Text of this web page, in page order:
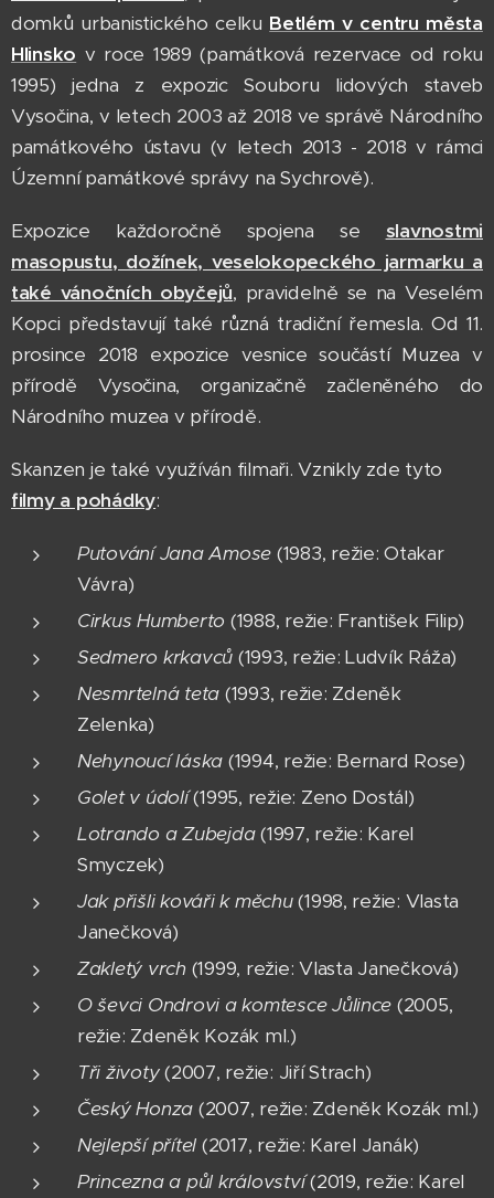
domků urbanistického celku Betlém v centru města
Hlinsko v roce 1989 (památková rezervace od roku
1995) jedna z expozic Souboru lidových staveb
Vysočina, v letech 2003 až 2018 ve správě Národního
památkového ústavu (v letech 2013 - 2018 v rámci
Územní památkové správy na Sychrově).
Expozice každoročně spojena se slavnostmi
masopustu, dožínek, veselokopeckého jarmarku a
také vánočních obyčejů, pravidelně se na Veselém
Kopci představují také různá tradiční řemesla. Od 11.
prosince 2018 expozice vesnice součástí Muzea v
přírodě Vysočina, organizačně začleněného do
Národního muzea v přírodě.
Skanzen je také využíván filmaři. Vznikly zde tyto
filmy a pohádky:
Putování Jana Amose (1983, režie: Otakar
Vávra)
Cirkus Humberto (1988, režie: František Filip)
Sedmero krkavců (1993, režie: Ludvík Ráža)
Nesmrtelná teta (1993, režie: Zdeněk
Zelenka)
Nehynoucí láska (1994, režie: Bernard Rose)
Golet v údolí(1995, režie: Zeno Dostál)
Lotrando a Zubejda(1997, režie: Karel
Smyczek)
Jak přišli kováři k měchu(1998, režie: Vlasta
Janečková)
Zakletý vrch (1999, režie: Vlasta Janečková)
O ševci Ondrovi a komtesce Jůlince (2005,
režie: Zdeněk Kozák ml.)
Tři životy(2007, režie: Jiří Strach)
Český Honza (2007, režie: Zdeněk Kozák ml.)
Nejlepší přítel (2017, režie: Karel Janák)
Princezna a půl království(2019, režie: Karel